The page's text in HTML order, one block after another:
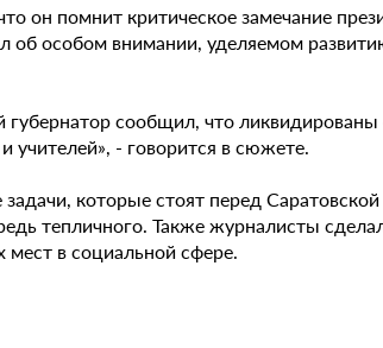
он помнит критическое замечание
об особом внимании, уделяемом
губернатор сообщил, что
учителей», - говорится в сюжете.
которые стоят перед
тепличного. Также журналисты
мест в социальной сфере.